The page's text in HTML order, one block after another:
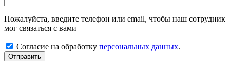
Пожалуйста, введите телефон или email, чтобы наш сотрудник
мог связаться с вами
Согласие на обработку персональных данных.
Отправить